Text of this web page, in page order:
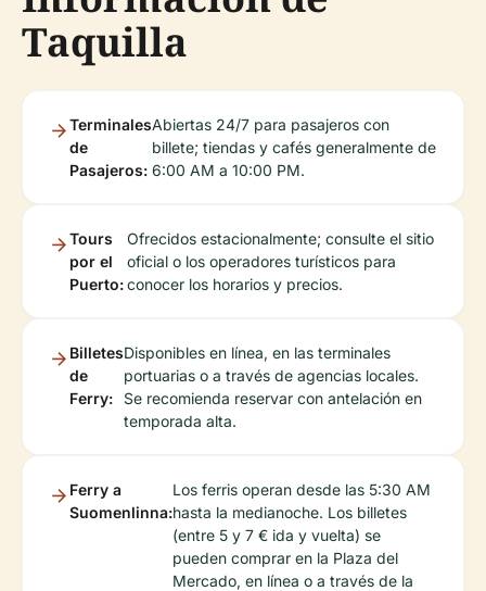
Taquilla
Terminales
de
Pasajeros:
Abiertas 24/7 para pasajeros con
billete; tiendas y cafés generalmente de
6:00 AM a 10:00 PM.
Tours
por el
Puerto:
Ofrecidos estacionalmente; consulte el sitio
oficial o los operadores turísticos para
conocer los horarios y precios.
Billetes
de
Ferry:
Disponibles en línea, en las terminales
portuarias o a través de agencias locales.
Se recomienda reservar con antelación en
temporada alta.
Ferry a
Suomenlinna:
Los ferris operan desde las 5:30 AM
hasta la medianoche. Los billetes
(entre 5 y 7 € ida y vuelta) se
pueden comprar en la Plaza del
Mercado, en línea o a través de la